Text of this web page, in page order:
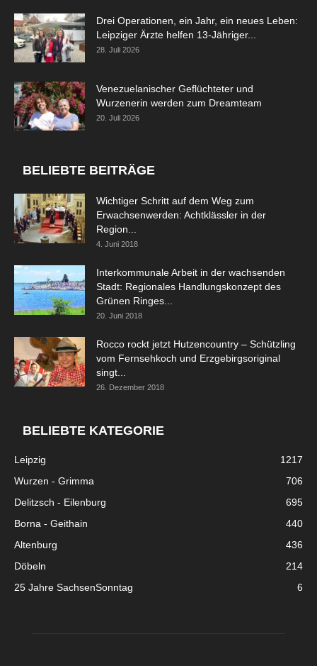
Drei Operationen, ein Jahr, ein neues Leben:
Leipziger Ärzte helfen 13-Jähriger...
28. Juli 2026
Venezuelanischer Geflüchteter und
Wurzenerin werden zum Dreamteam
20. Juli 2026
BELIEBTE BEITRÄGE
Wichtiger Schritt auf dem Weg zum
Erwachsenwerden: Achtklässler in der
Region...
4. Juni 2018
Interkommunale Arbeit in der wachsenden
Stadt: Regionales Handlungskonzept des
Grünen Ringes...
20. Juni 2018
Rocco rockt jetzt Hutzencountry – Schützling
vom Fernsehkoch und Erzgebirgsoriginal
singt...
26. Dezember 2018
BELIEBTE KATEGORIE
Leipzig
1217
Wurzen - Grimma
706
Delitzsch - Eilenburg
695
Borna - Geithain
440
Altenburg
436
Döbeln
214
25 Jahre SachsenSonntag
6